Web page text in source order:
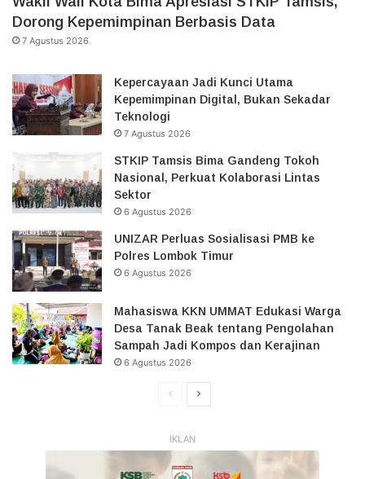
Dorong Kepemimpinan Berbasis Data
7 Agustus 2026
Kepercayaan Jadi Kunci Utama
Kepemimpinan Digital, Bukan Sekadar
Teknologi
7 Agustus 2026
STKIP Tamsis Bima Gandeng Tokoh
Nasional, Perkuat Kolaborasi Lintas
Sektor
6 Agustus 2026
UNIZAR Perluas Sosialisasi PMB ke
Polres Lombok Timur
6 Agustus 2026
Mahasiswa KKN UMMAT Edukasi Warga
Desa Tanak Beak tentang Pengolahan
Sampah Jadi Kompos dan Kerajinan
6 Agustus 2026
HalamanHalaman
IKLAN